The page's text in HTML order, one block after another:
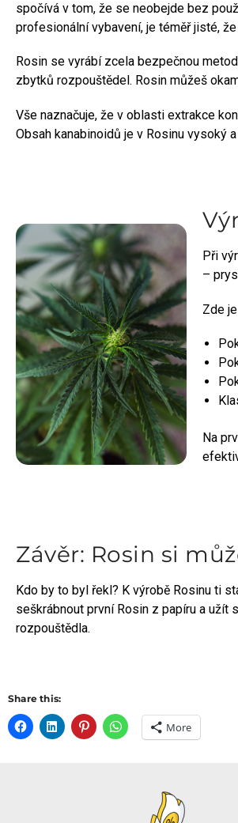
spočívá v tom, že se neobejde bez
profesionální vybavení, je téměř jisté,
Rosin se vyrábí zcela bezpečnou
zbytků rozpouštědel. Rosin můžeš
Vše naznačuje, že v oblasti extrakce
Obsah kanabinoidů je v Rosinu vysoký
Při
–
Zde
Na
Závěr: Rosin si
Kdo by to byl řekl? K výrobě Rosinu ti
seškrábnout první Rosin z papíru a užít
rozpouštědla.
Share this:
More